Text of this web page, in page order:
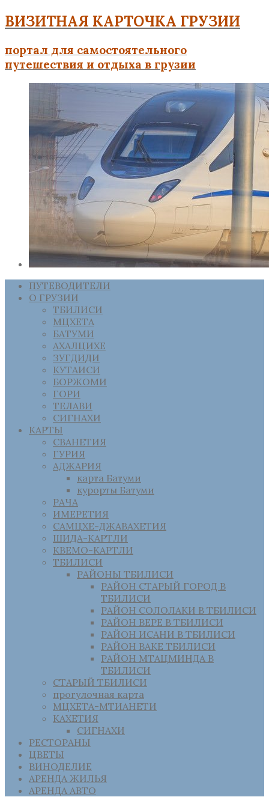
ВИЗИТНАЯ КАРТОЧКА ГРУЗИИ
портал для самостоятельного
путешествия и отдыха в грузии
ПУТЕВОДИТЕЛИ
О ГРУЗИИ
ТБИЛИСИ
МЦХЕТА
БАТУМИ
АХАЛЦИХЕ
ЗУГДИДИ
КУТАИСИ
БОРЖОМИ
ГОРИ
ТЕЛАВИ
СИГНАХИ
КАРТЫ
СВАНЕТИЯ
ГУРИЯ
АДЖАРИЯ
карта Батуми
курорты Батуми
РАЧА
ИМЕРЕТИЯ
САМЦХЕ-ДЖАВАХЕТИЯ
ШИДА-КАРТЛИ
КВЕМО-КАРТЛИ
ТБИЛИСИ
РАЙОНЫ ТБИЛИСИ
РАЙОН СТАРЫЙ ГОРОД В
ТБИЛИСИ
РАЙОН СОЛОЛАКИ В ТБИЛИСИ
РАЙОН ВЕРЕ В ТБИЛИСИ
РАЙОН ИСАНИ В ТБИЛИСИ
РАЙОН ВАКЕ ТБИЛИСИ
РАЙОН МТАЦМИНДА В
ТБИЛИСИ
СТАРЫЙ ТБИЛИСИ
прогулочная карта
МЦХЕТА-МТИАНЕТИ
КАХЕТИЯ
СИГНАХИ
РЕСТОРАНЫ
ЦВЕТЫ
ВИНОДЕЛИЕ
АРЕНДА ЖИЛЬЯ
АРЕНДА АВТО